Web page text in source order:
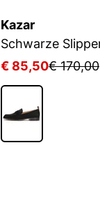
Kazar
€ 85,50€ 170,00